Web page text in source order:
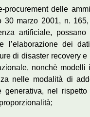
delle
30 marzo 2001, n.
artificiale,
l’elaborazione dei
di disaster recovery
nonchè
nelle modalità di
generativa, nel